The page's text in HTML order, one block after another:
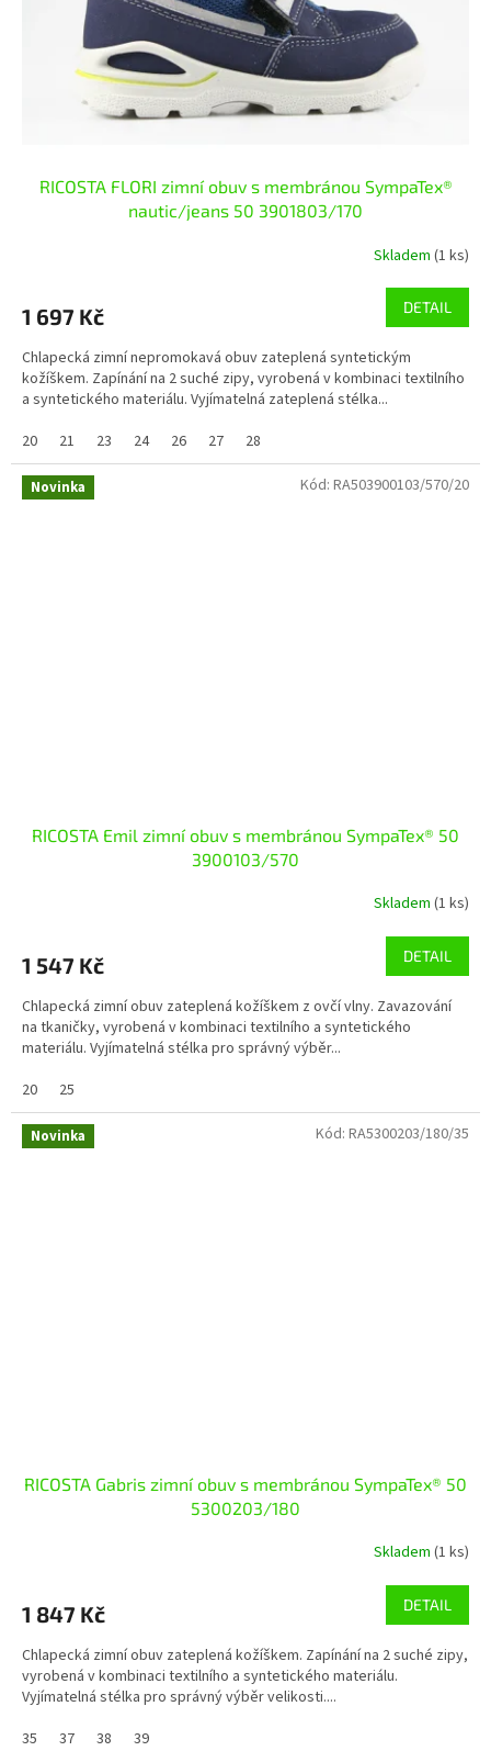
RICOSTA FLORI zimní obuv s membránou SympaTex®
nautic/jeans 50 3901803/170
Skladem (1 ks)
1 697 Kč DETAIL
Chlapecká zimní nepromokavá obuv zateplená syntetickým
kožíškem. Zapínání na 2 suché zipy, vyrobená v kombinaci textilního
a syntetického materiálu. Vyjímatelná zateplená stélka...
20
21 23 24 26 27 28
Novinka
RICOSTA Emil zimní obuv s membránou SympaTex® 50
3900103/570
Skladem (1 ks)
1 547 Kč DETAIL
Chlapecká zimní obuv zateplená kožíškem z ovčí vlny. Zavazování
na tkaničky, vyrobená v kombinaci textilního a syntetického
materiálu. Vyjímatelná stélka pro správný výběr...
20
25
Kód: RA503900103/570/20
Novinka
RICOSTA Gabris zimní obuv s membránou SympaTex® 50
5300203/180
Skladem (1 ks)
1 847 Kč DETAIL
Chlapecká zimní obuv zateplená kožíškem. Zapínání na 2 suché zipy,
vyrobená v kombinaci textilního a syntetického materiálu.
Vyjímatelná stélka pro správný výběr velikosti....
35
37 38 39
Kód: RA5300203/180/35